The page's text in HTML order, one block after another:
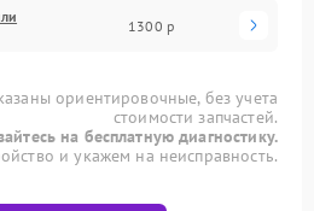
1300 р
ориентировочные, без учета
стоимости запчастей.
на бесплатную диагностику.
и укажем на неисправность.